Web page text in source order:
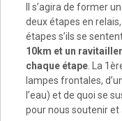
Il s’agira de former
deux étapes en
étapes s’ils se
10km et un
chaque étape. La
lampes frontales,
l’eau) et de quoi se
pour nous soutenir